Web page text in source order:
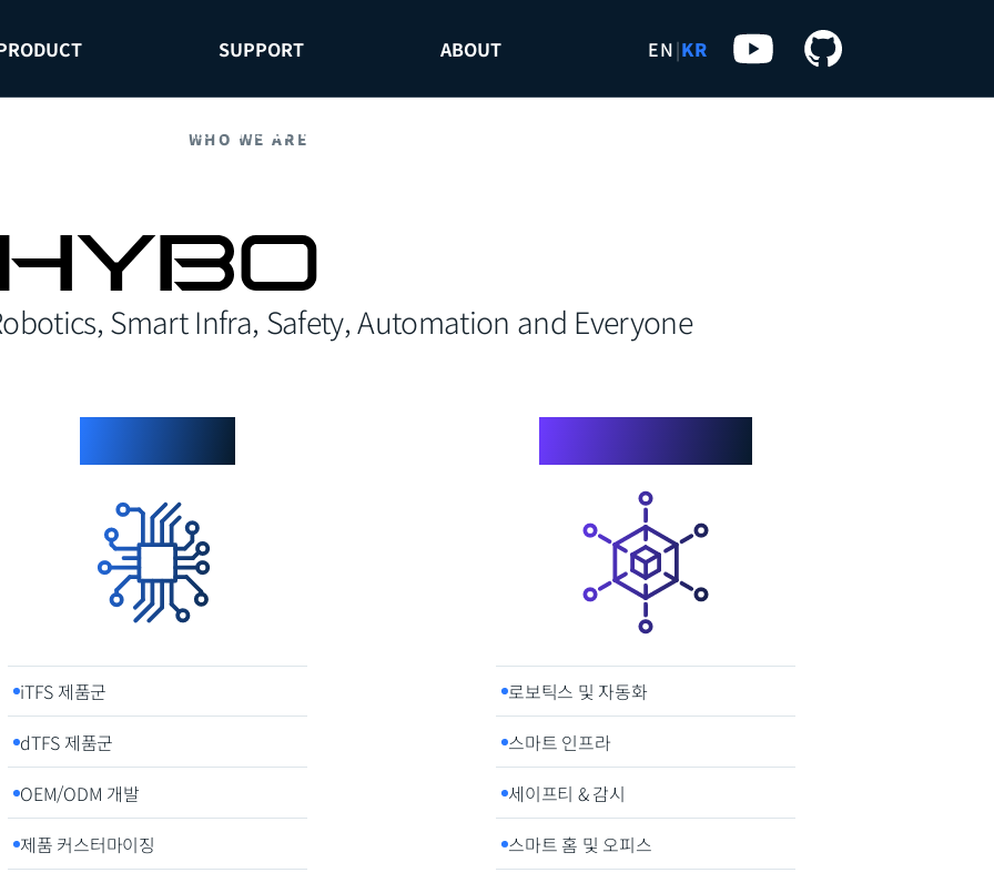
SUPPORT ABOUT EN|KR
위한 3D USB Depth Sensor,iTFS-LITE
→
WHO WE ARE
Smart Infra, Safety, Automation and Everyone
iTFS 제품군
dTFS 제품군
OEM/ODM 개발
제품 커스터마이징
로보틱스 및 자동화
스마트 인프라
세이프티 & 감시
스마트 홈 및 오피스